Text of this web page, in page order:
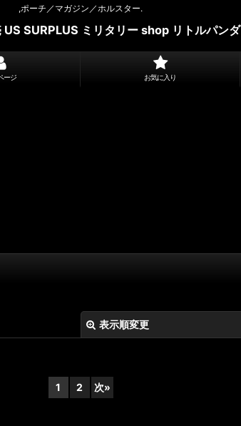
,ポーチ／マガジン／ホルスター.
US SURPLUS ミリタリー shop リトルパンダ
ージ お気に入り
表示順変更
1 2 次»